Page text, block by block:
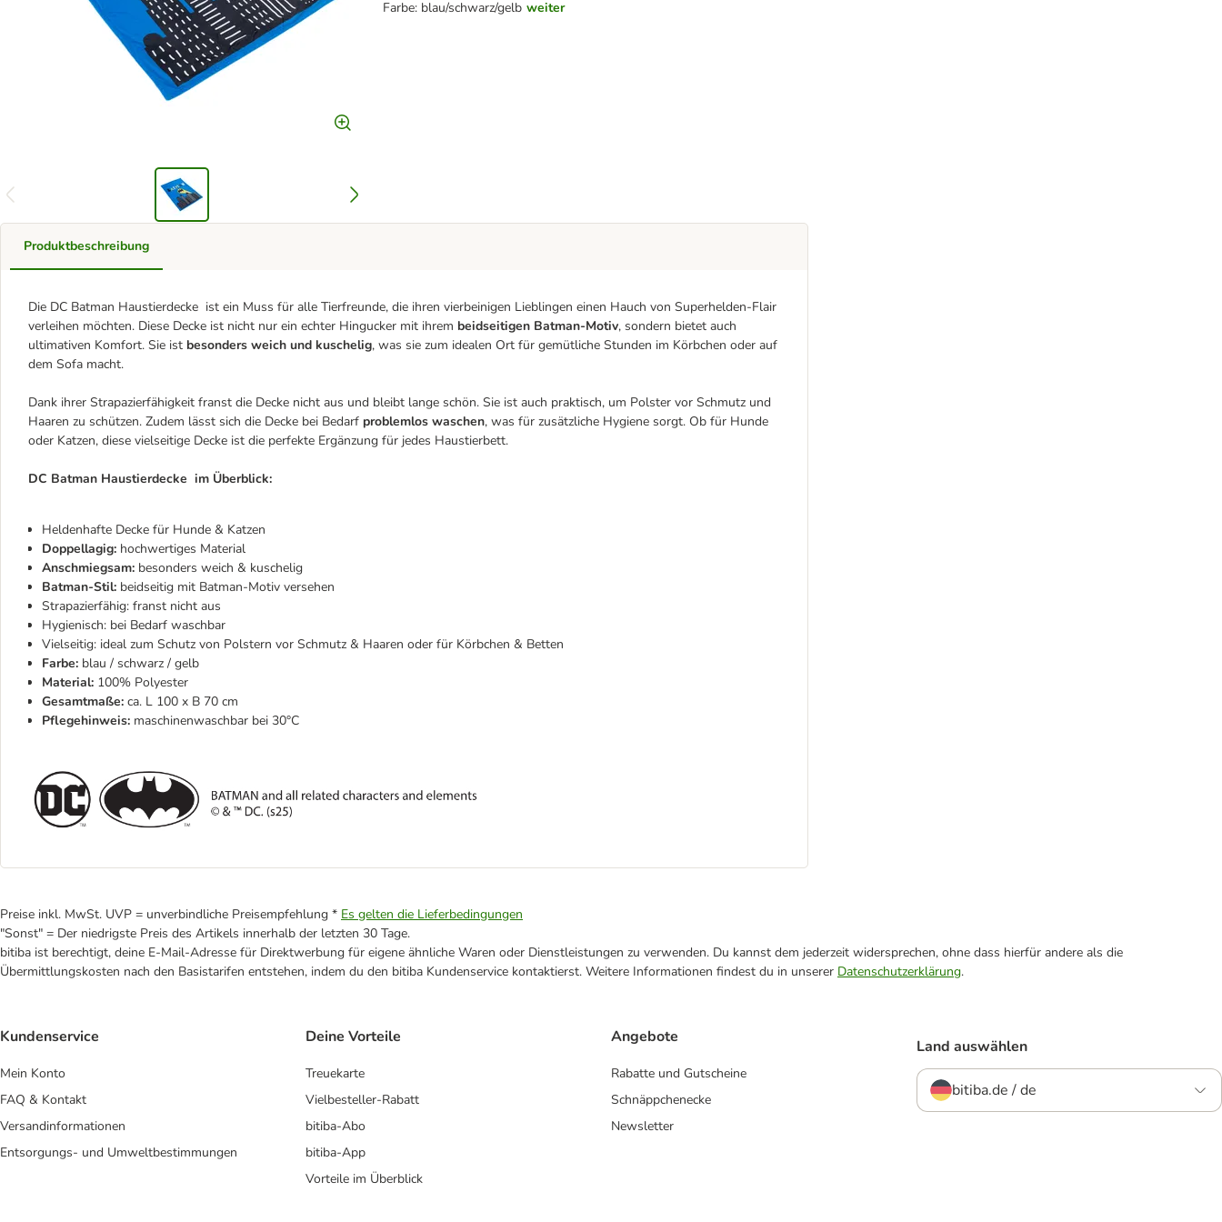
Farbe: blau/schwarz/gelb weiter
Produktbeschreibung
Die DC Batman Haustierdecke ist ein Muss für alle Tierfreunde, die ihren vierbeinigen Lieblingen einen Hauch von Superhelden-Flair
verleihen möchten. Diese Decke ist nicht nur ein echter Hingucker mit ihrem beidseitigen Batman-Motiv, sondern bietet auch
ultimativen Komfort. Sie ist besonders weich und kuschelig, was sie zum idealen Ort für gemütliche Stunden im Körbchen oder auf
dem Sofa macht.
Dank ihrer Strapazierfähigkeit franst die Decke nicht aus und bleibt lange schön. Sie ist auch praktisch, um Polster vor Schmutz und
Haaren zu schützen. Zudem lässt sich die Decke bei Bedarf problemlos waschen, was für zusätzliche Hygiene sorgt. Ob für Hunde
oder Katzen, diese vielseitige Decke ist die perfekte Ergänzung für jedes Haustierbett.
DC Batman Haustierdecke im Überblick:
Heldenhafte Decke für Hunde & Katzen
Doppellagig: hochwertiges Material
Anschmiegsam: besonders weich & kuschelig
Batman-Stil: beidseitig mit Batman-Motiv versehen
Strapazierfähig: franst nicht aus
Hygienisch: bei Bedarf waschbar
Vielseitig: ideal zum Schutz von Polstern vor Schmutz & Haaren oder für Körbchen & Betten
Farbe: blau / schwarz / gelb
Material: 100% Polyester
Gesamtmaße: ca. L 100 x B 70 cm
Pflegehinweis: maschinenwaschbar bei 30°C
Preise inkl. MwSt. UVP = unverbindliche Preisempfehlung * Es gelten die Lieferbedingungen
"Sonst" = Der niedrigste Preis des Artikels innerhalb der letzten 30 Tage.
bitiba ist berechtigt, deine E-Mail-Adresse für Direktwerbung für eigene ähnliche Waren oder Dienstleistungen zu verwenden. Du kannst dem jederzeit widersprechen, ohne dass hierfür andere als die
Übermittlungskosten nach den Basistarifen entstehen, indem du den bitiba Kundenservice kontaktierst. Weitere Informationen findest du in unserer Datenschutzerklärung.
Kundenservice
Mein Konto
FAQ & Kontakt
Versandinformationen
Entsorgungs- und Umweltbestimmungen
Deine Vorteile
Treuekarte
Vielbesteller-Rabatt
bitiba-Abo
bitiba-App
Vorteile im Überblick
Angebote
Rabatte und Gutscheine
Schnäppchenecke
Newsletter
Land auswählen
bitiba.de / de